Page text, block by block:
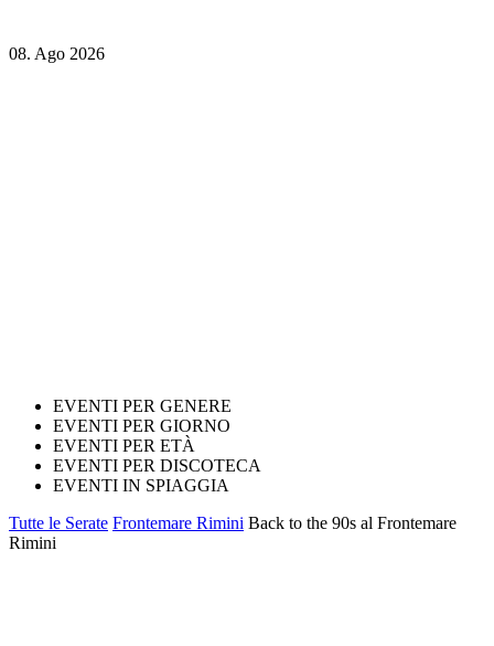
08. Ago 2026
EVENTI PER GENERE
EVENTI PER GIORNO
EVENTI PER ETÀ
EVENTI PER DISCOTECA
EVENTI IN SPIAGGIA
Tutte le Serate Frontemare Rimini Back to the 90s al Frontemare
Rimini